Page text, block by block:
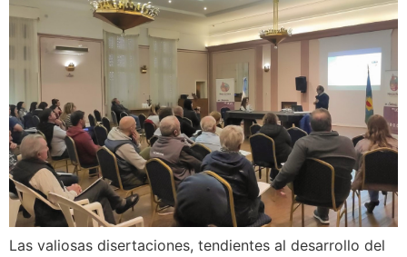
Las valiosas disertaciones, tendientes al desarrollo del